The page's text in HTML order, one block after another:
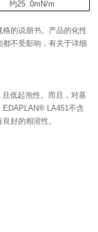
约25 .0mN/m
格的说朋书。产品的化性
不受影响，有关于详细
低起泡性。而且，对基
EDAPLAN® LA451不含
好的相溶性。